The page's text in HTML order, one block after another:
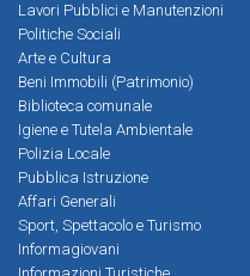
Lavori Pubblici e Manutenzioni
Politiche Sociali
Arte e Cultura
Beni Immobili (Patrimonio)
Biblioteca comunale
Igiene e Tutela Ambientale
Polizia Locale
Pubblica Istruzione
Affari Generali
Sport, Spettacolo e Turismo
Informagiovani